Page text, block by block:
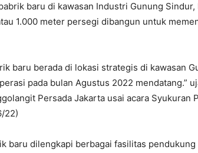
baru di kawasan Industri Gunung
1.000 meter persegi dibangun untuk
baru berada di lokasi strategis di kawasan
pada bulan Agustus 2022 mendatang.”
Persada Jakarta usai acara Syukuran
22)
baru dilengkapi berbagai fasilitas